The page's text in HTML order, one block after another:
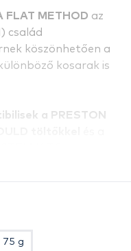
FLAT METHOD az
család
köszönhetően a
kosarak is
a PRESTON
75 g